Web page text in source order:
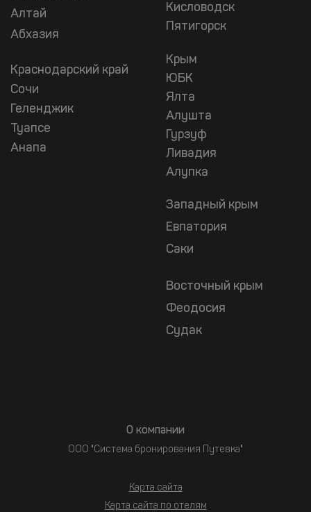
Алтай
Абхазия
Краснодарский край
Сочи
Геленджик
Туапсе
Анапа
Кисловодск
Пятигорск
Крым
ЮБК
Ялта
Алушта
Гурзуф
Ливадия
Алупка
Западный крым
Евпатория
Саки
Восточный крым
Феодосия
Судак
О компании
ООО "Система бронирования Путевка"
Карта сайта
Карта сайта по отелям